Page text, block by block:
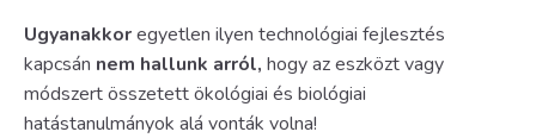
Ugyanakkoregyetlen ilyen technológiai fejlesztés
kapcsán nem hallunk arról, hogy az eszközt vagy
módszert összetett ökológiai és biológiai
hatástanulmányok alá vonták volna!